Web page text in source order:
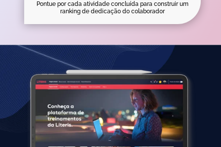
Pontue por cada atividade concluída para construir um
ranking de dedicação do colaborador